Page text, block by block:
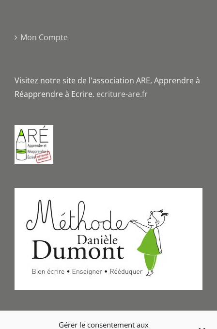
Gérer le consentement aux
Mon Compte
Visitez notre site de l'association ARE, Apprendre à
Réapprendre à Ecrire. ecriture-are.fr
Formulaire de Contact